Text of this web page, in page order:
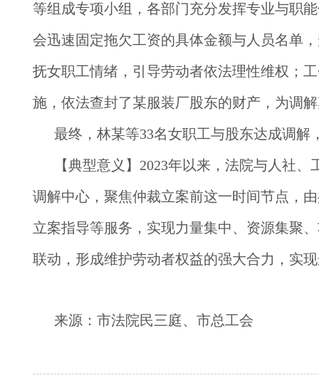
等组成专项小组，各部门充分发挥专业与职
会迅速固定拖欠工资的具体金额与人员名单
抚女职工情绪，引导劳动者依法理性维权；
施，依法查封了某服装厂股东的财产，为调
最终，林某等33名女职工与股东达成调
【典型意义】 2023年以来，法院与人社
调解中心，聚焦仲裁立案前这一时间节点，
立案指导等服务，实现力量集中、资源集聚
联动，形成维护劳动者权益的强大合力，实
来源：市法院民三庭、市总工会